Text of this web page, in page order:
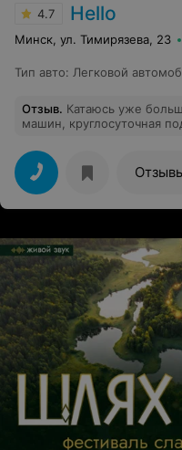
4.7 Hello
Минск, ул. Тимирязева, 23
Тип авто: Легковой
Отзыв. Катаюсь уже
машин, круглосуточная
хеллоу, всем советую.